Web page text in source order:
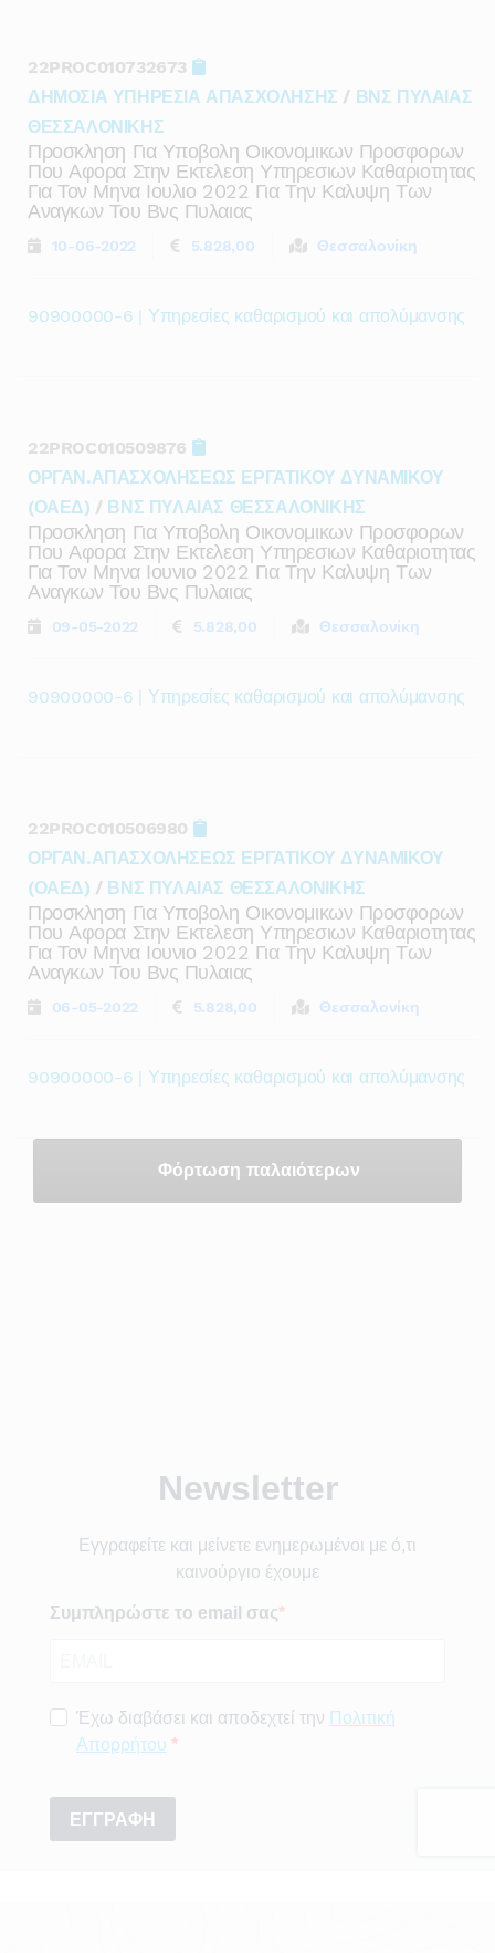
22PROC010732673
ΔΗΜΟΣΙΑ ΥΠΗΡΕΣΙΑ ΑΠΑΣΧΟΛΗΣΗΣ / ΒΝΣ ΠΥΛΑΙΑΣ
ΘΕΣΣΑΛΟΝΙΚΗΣ
Προσκληση Για Υποβολη Οικονομικων Προσφορων
Που Αφορα Στην Εκτελεση Υπηρεσιων Καθαριοτητας
Για Τον Μηνα Ιουλιο 2022 Για Την Καλυψη Των
Αναγκων Του Βνς Πυλαιας
10-06-2022 5.828,00 Θεσσαλονίκη
90900000-6 | Υπηρεσίες καθαρισμού και απολύμανσης
22PROC010509876
ΟΡΓΑΝ.ΑΠΑΣΧΟΛΗΣΕΩΣ ΕΡΓΑΤΙΚΟΥ ΔΥΝΑΜΙΚΟΥ
(ΟΑΕΔ) / ΒΝΣ ΠΥΛΑΙΑΣ ΘΕΣΣΑΛΟΝΙΚΗΣ
Προσκληση Για Υποβολη Οικονομικων Προσφορων
Που Αφορα Στην Εκτελεση Υπηρεσιων Καθαριοτητας
Για Τον Μηνα Ιουνιο 2022 Για Την Καλυψη Των
Αναγκων Του Βνς Πυλαιας
09-05-2022 5.828,00 Θεσσαλονίκη
90900000-6 | Υπηρεσίες καθαρισμού και απολύμανσης
22PROC010506980
ΟΡΓΑΝ.ΑΠΑΣΧΟΛΗΣΕΩΣ ΕΡΓΑΤΙΚΟΥ ΔΥΝΑΜΙΚΟΥ
(ΟΑΕΔ) / ΒΝΣ ΠΥΛΑΙΑΣ ΘΕΣΣΑΛΟΝΙΚΗΣ
Προσκληση Για Υποβολη Οικονομικων Προσφορων
Που Αφορα Στην Εκτελεση Υπηρεσιων Καθαριοτητας
Για Τον Μηνα Ιουνιο 2022 Για Την Καλυψη Των
Αναγκων Του Βνς Πυλαιας
06-05-2022 5.828,00 Θεσσαλονίκη
90900000-6 | Υπηρεσίες καθαρισμού και απολύμανσης
Φόρτωση παλαιότερων